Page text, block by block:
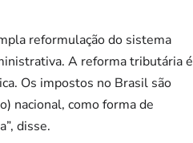
reformulação do sistema
A reforma tributária é
Os impostos no Brasil são
nacional, como forma de
disse.